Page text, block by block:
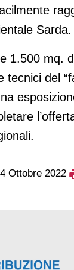
Sarda.
1.500 mq.
tecnici del
Ottobre 2022
Iper La